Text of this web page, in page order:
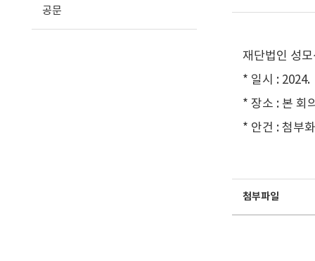
공문
재단법인 성
* 일시 :
* 장소 : 본 회
* 안건 : 첨부
첨부파일